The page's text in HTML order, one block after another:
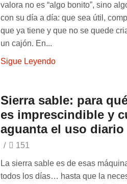
valora no es “algo bonito”, sino
con su día a día: que sea útil,
que ya tiene y que no se quede
un cajón. En...
Sigue Leyendo
Sierra sable: para
es imprescindible y
aguanta el uso diario
/ 151
La sierra sable es de esas
todos los días… hasta que la